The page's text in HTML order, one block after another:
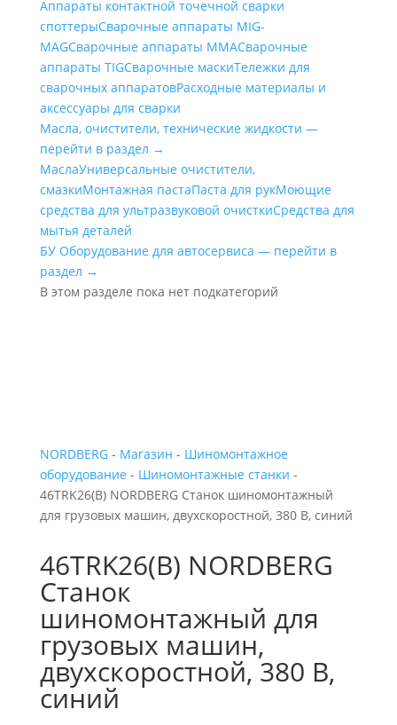
Аппараты контактной точечной сварки
cпоттерыСварочные аппараты MIG-
MAGСварочные аппараты MMAСварочные
аппараты TIGСварочные маскиТележки для
сварочных аппаратовРасходные материалы и
аксессуары для сварки
Масла, очистители, технические жидкости —
перейти в раздел →
МаслаУниверсальные очистители,
смазкиМонтажная пастаПаста для рукМоющие
средства для ультразвуковой очисткиСредства для
мытья деталей
БУ Оборудование для автосервиса — перейти в
раздел →
В этом разделе пока нет подкатегорий
NORDBERG- Магазин - Шиномонтажное
оборудование - Шиномонтажные станки -
46TRK26(B) NORDBERG Станок шиномонтажный
для грузовых машин, двухскоростной, 380 В, синий
46TRK26(B) NORDBERG
Станок
шиномонтажный для
грузовых машин,
двухскоростной, 380 В,
синий